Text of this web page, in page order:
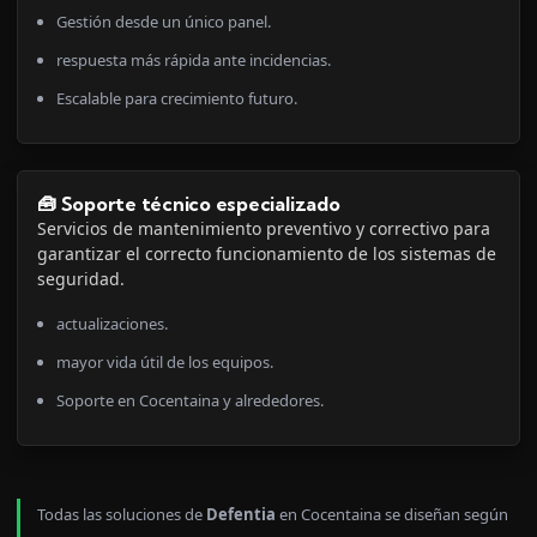
Gestión desde un único panel.
respuesta más rápida ante incidencias.
Escalable para crecimiento futuro.
🧰 Soporte técnico especializado
Servicios de mantenimiento preventivo y correctivo para
garantizar el correcto funcionamiento de los sistemas de
seguridad.
actualizaciones.
mayor vida útil de los equipos.
Soporte en Cocentaina y alrededores.
Todas las soluciones de Defentia en Cocentaina se diseñan según